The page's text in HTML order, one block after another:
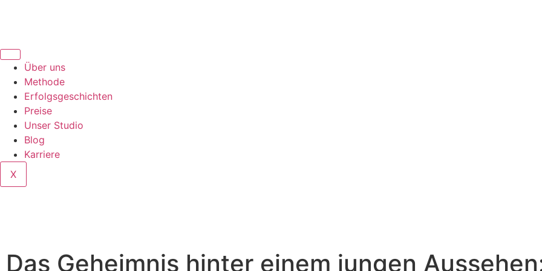
Über uns
Methode
Erfolgsgeschichten
Preise
Unser Studio
Blog
Karriere
X
Das Geheimnis hinter einem jungen